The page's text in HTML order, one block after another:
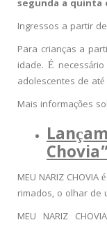
segunda a quinta
Ingressos a partir
Para crianças a
idade. É
adolescentes de até
Mais informações
MEU NARIZ
rimados, o olhar de
MEU NARIZ